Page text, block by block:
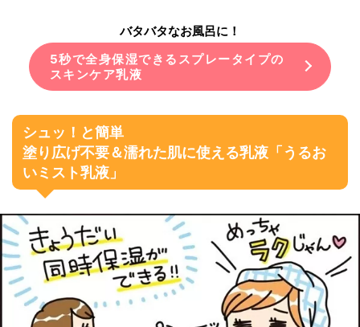
バタバタなお風呂に！
5秒で全身保湿できるスプレータイプの
スキンケア乳液
シュッ！と簡単
塗り広げ不要＆濡れた肌に使える乳液「うるお
いミスト乳液」